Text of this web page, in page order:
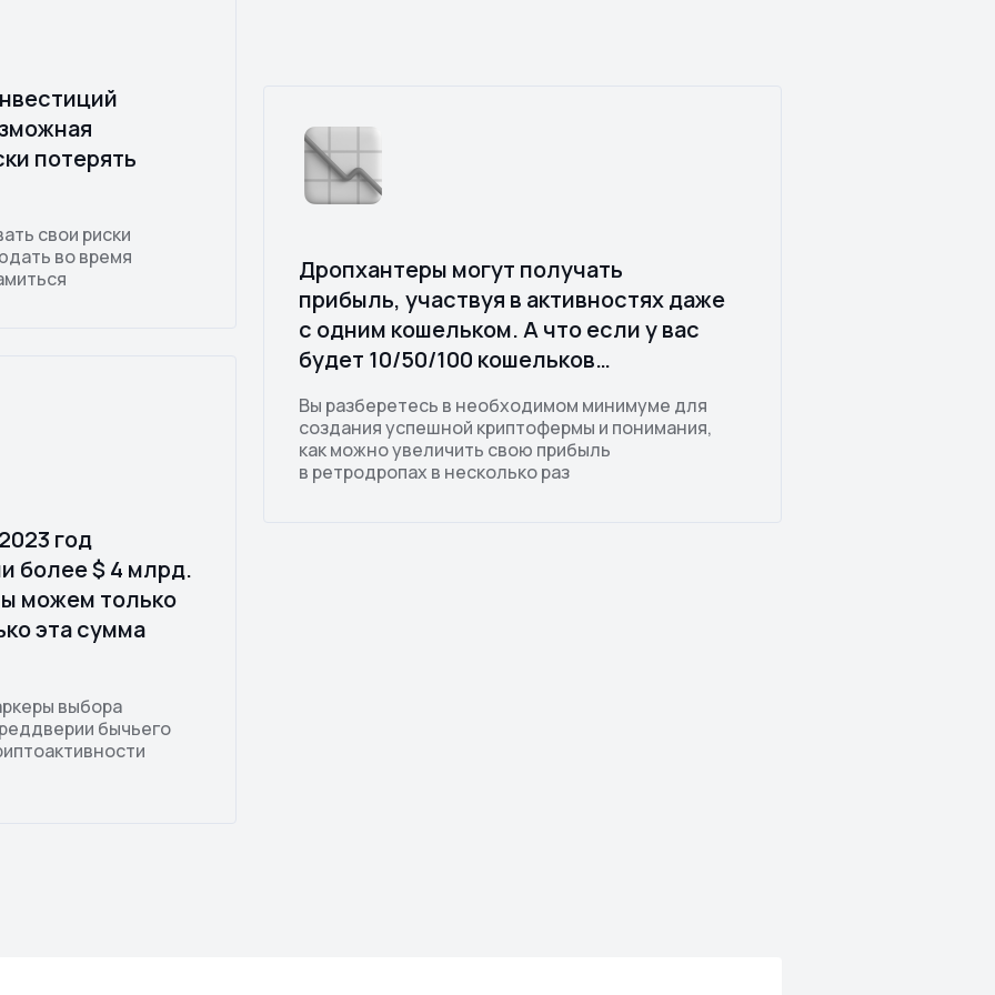
Дропхантеры могут получать
прибыль, участвуя в активностях даже
с одним кошельком. А что если у вас
будет 10/50/100 кошельков…
Вы разберетесь в необходимом минимуме для
создания успешной криптофермы и понимания,
как можно увеличить свою прибыль
в ретродропах в несколько раз
год
более $ 4 млрд.
можем только
эта сумма
выбора
бычьего
потерять
свои риски
во время